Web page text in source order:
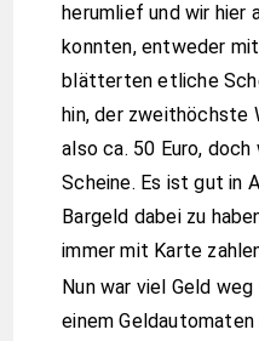
herumlief und wir hier
konnten, entweder
blätterten etliche
hin, der zweithöchste
also ca. 50 Euro,
Scheine. Es ist gut in
Bargeld dabei zu
immer mit Karte
Nun war viel Geld
einem